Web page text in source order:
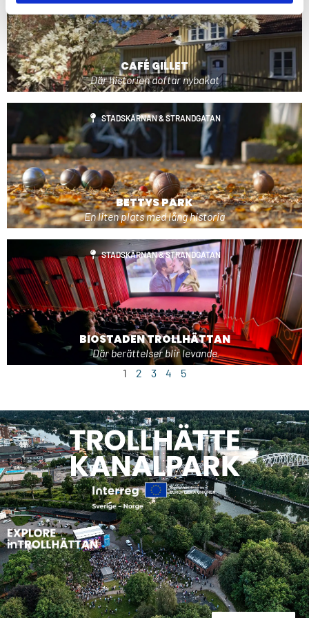
CAFÉ GILLET
Där historien doftar nybakat
STADSKÄRNAN & STRANDGATAN
BETTYS PARK
En liten plats med lång historia
STADSKÄRNAN & STRANDGATAN
BIOSTADEN TROLLHÄTTAN
Där berättelser blir levande
1
2 3 4 5